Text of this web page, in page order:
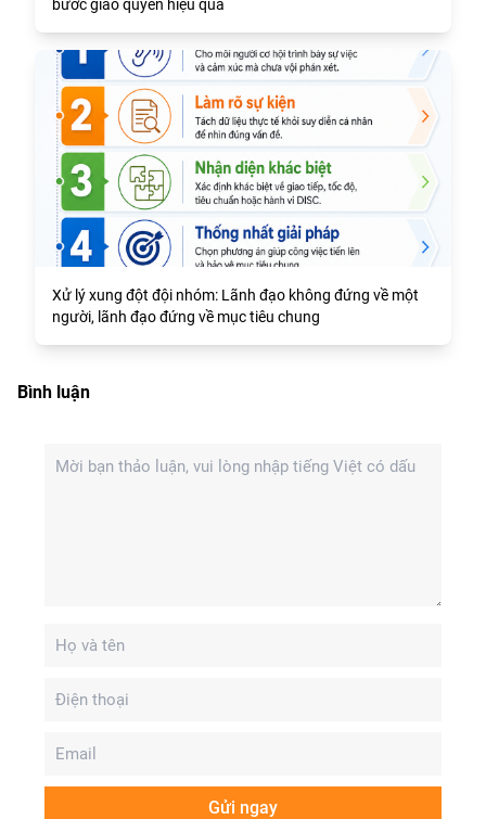
bước giao quyền hiệu quả
Xử lý xung đột đội nhóm: Lãnh đạo không đứng về một
người, lãnh đạo đứng về mục tiêu chung
Bình luận
Gửi ngay